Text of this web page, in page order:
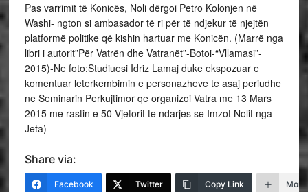
Pas varrimit të Konicës, Noli dërgoi Petro Kolonjen në
Washi- ngton si ambasador të ri për të ndjekur të njejtën
platformë politike që kishin hartuar me Konicën. (Marrë nga
libri i autorit”Për Vatrën dhe Vatranët”-Botoi-“Vllamasi”-
2015)-Ne foto:Studiuesi Idriz Lamaj duke ekspozuar e
komentuar leterkembimin e personazheve te asaj periudhe
ne Seminarin Perkujtimor qe organizoi Vatra me 13 Mars
2015 me rastin e 50 Vjetorit te ndarjes se Imzot Nolit nga
Jeta)
Share via:
Facebook Twitter Copy Link More